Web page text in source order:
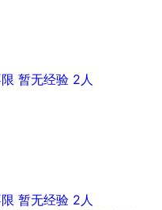
暂无经验 2人
暂无经验 2人